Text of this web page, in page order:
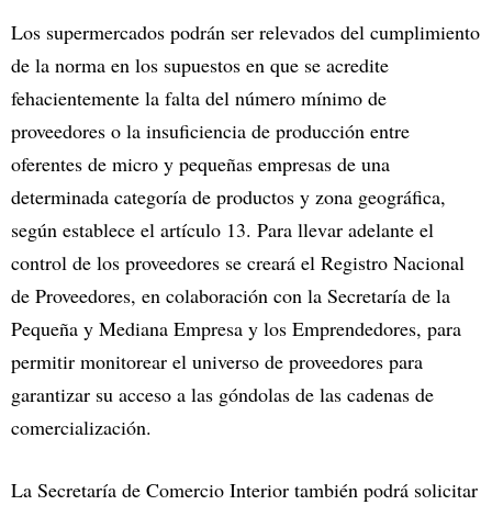
Los supermercados podrán ser relevados del cumplimiento
de la norma en los supuestos en que se acredite
fehacientemente la falta del número mínimo de
proveedores o la insuficiencia de producción entre
oferentes de micro y pequeñas empresas de una
determinada categoría de productos y zona geográfica,
según establece el artículo 13. Para llevar adelante el
control de los proveedores se creará el Registro Nacional
de Proveedores, en colaboración con la Secretaría de la
Pequeña y Mediana Empresa y los Emprendedores, para
permitir monitorear el universo de proveedores para
garantizar su acceso a las góndolas de las cadenas de
comercialización.
La Secretaría de Comercio Interior también podrá solicitar